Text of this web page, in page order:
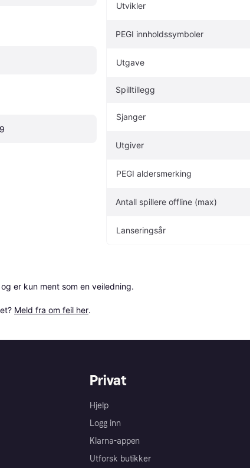
Utvikler
PEGI innholdssymboler
Utgave
Spilltillegg
Sjanger
Utgiver
PEGI aldersmerking
Antall spillere offline (max)
Lanseringsår
er kun ment som en veiledning.
Meld fra om feil her.
Privat
Hjelp
Logg inn
Klarna-appen
Utforsk butikker